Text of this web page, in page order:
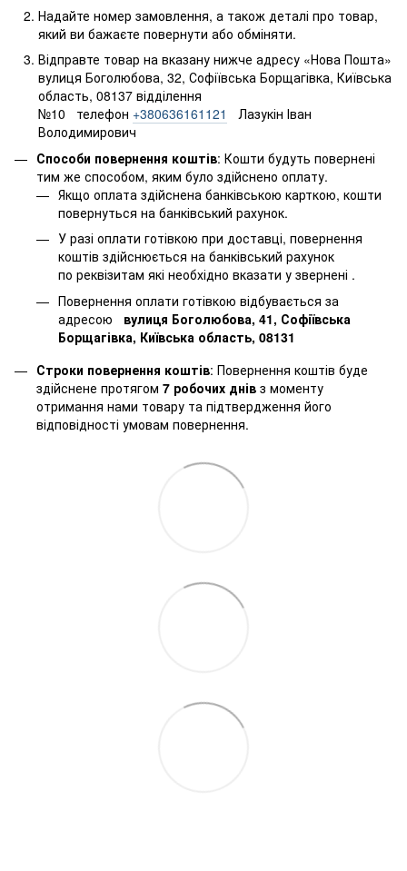
Надайте номер замовлення, а також деталі про товар,
який ви бажаєте повернути або обміняти.
Відправте товар на вказану нижче адресу «Нова Пошта»
вулиця Боголюбова, 32, Софіївська Борщагівка, Київська
область, 08137 відділення
№10 телефон +380636161121
Лазукін Іван
Володимирович
Способи повернення коштів: Кошти будуть повернені
тим же способом, яким було здійснено оплату.
Якщо оплата здійснена банківською карткою, кошти
повернуться на банківський рахунок.
У разі оплати готівкою при доставці, повернення
коштів здійснюється на банківський рахунок
по реквізитам які необхідно вказати у звернені .
Повернення оплати готівкою відбувається за
адресою вулиця Боголюбова, 41, Софіївська
Борщагівка, Київська область, 08131
Строки повернення коштів: Повернення коштів буде
здійснене протягом 7 робочих днів з моменту
отримання нами товару та підтвердження його
відповідності умовам повернення.